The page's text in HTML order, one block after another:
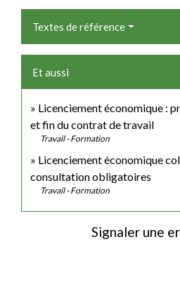
Textes de référence
Et aussi
Licenciement économique :
et fin du contrat de travail
Travail - Formation
Licenciement économique
consultation obligatoires
Travail - Formation
Signaler une